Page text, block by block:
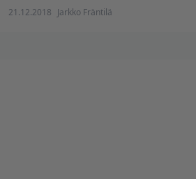
21.12.2018 Jarkko Fräntilä